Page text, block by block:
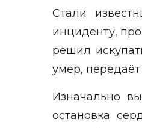
Стали
инциденту,
решил
умер, передаёт
Изначально
остановка